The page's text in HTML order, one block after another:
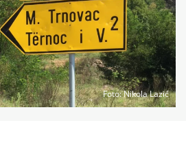
Foto: Nikola Lazić